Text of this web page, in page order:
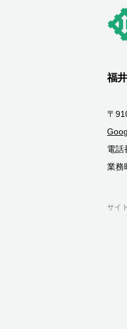
福
〒
電話
業務
サイ